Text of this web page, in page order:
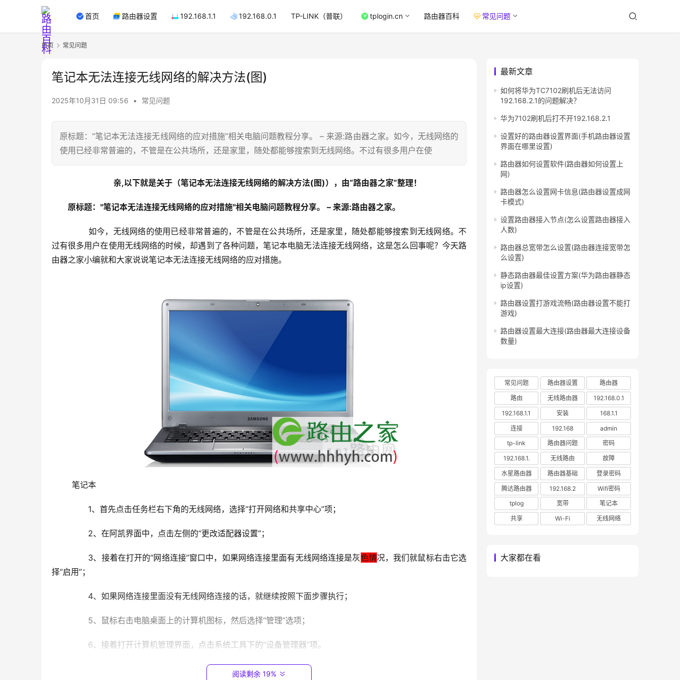
首页 路由器设置 192.168.1.1 192.168.0.1 TP-LINK（普联） tplogin.cn 路由器百科 常见问题
首页 常见问题
笔记本无法连接无线网络的解决方法(图)
2025年10月31日 09:56 • 常见问题
原标题：”笔记本无法连接无线网络的应对措施”相关电脑问题教程分享。 – 来源:路由器之家。如今，无线网络的
使用已经非常普遍的，不管是在公共场所，还是家里，随处都能够搜索到无线网络。不过有很多用户在使
亲,以下就是关于（笔记本无法连接无线网络的解决方法(图)），由“路由器之家”整理！
原标题："笔记本无法连接无线网络的应对措施"相关电脑问题教程分享。 – 来源:路由器之家。
过有很多用户在使用无线网络的时候，却遇到了各种问题，笔记本电脑无法连接无线网络，这是怎么回事呢？今天路
由器之家小编就和大家说说笔记本无法连接无线网络的应对措施。
	笔记本
	　　1、首先点击任务栏右下角的无线网络，选择“打开网络和共享中心”项；
	　　2、在阿凯界面中，点击左侧的“更改适配器设置”；
	　　3、接着在打开的“网络连接”窗口中，如果网络连接里面有无线网络连接是灰
色情况，我们就鼠标右击它选
择“启用”；
	　　4、如果网络连接里面没有无线网络连接的话，就继续按照下面步骤执行；
	　　5、鼠标右击电脑桌面上的计算机图标，然后选择“管理”选项；
	　　6、接着打开计算机管理界面，点击系统工具下的“设备管理器”项。
阅读剩余 19%
最新文章
如何将华为TC7102刷机后无法访问
192.168.2.1的问题解决？
华为7102刷机后打不开192.168.2.1
设置好的路由器设置界面(手机路由器设置
界面在哪里设置)
路由器如何设置软件(路由器如何设置上
网)
路由器怎么设置网卡信息(路由器设置成网
卡模式)
设置路由器接入节点(怎么设置路由器接入
人数)
路由器总宽带怎么设置(路由器连接宽带怎
么设置)
静态路由器最佳设置方案(华为路由器静态
ip设置)
路由器设置打游戏流畅(路由器设置不能打
游戏)
路由器设置最大连接(路由器最大连接设备
数量)
常见问题 路由器设置
路由器
路由
无线路由器
192.168.0.1
192.168.1.1
安装
168.1.1
连接
192.168
admin
tp-link
路由器问题
密码
192.168.1.
无线路由
故障
水星路由器
路由器基础
登录密码
腾达路由器
192.168.2
Wifi密码
tplog
宽带
笔记本
共享
Wi-Fi 无线网络
大家都在看